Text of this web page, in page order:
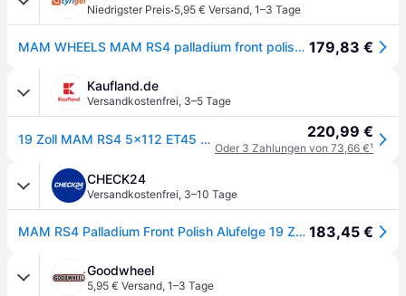
Niedrigster Preis·5,95 € Versand, 1–3 Tage
MAM WHEELS MAM RS4 palladium front polished 8.5Jx19 5x112 ET45 179,83 €
Kaufland.de
Versandkostenfrei, 3–5 Tage
19 Zoll MAM RS4 5x112 ET45 Alufelgen PALLADIUM FRONT POLISH 220,99 €
Oder 3 Zahlungen von 73,66 €¹
CHECK24
Versandkostenfrei, 3–10 Tage
MAM RS4 Palladium Front Polish Alufelge 19 Zoll ET45 5x112 ML72,6 183,45 €
Goodwheel
5,95 € Versand, 1–3 Tage